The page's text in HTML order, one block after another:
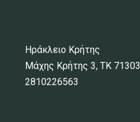
Ηράκλειο Κρήτης
Μάχης Κρήτης 3, ΤΚ 71303
2810226563